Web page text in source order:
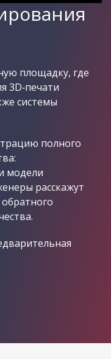
площадку, где
3D‑печати
системы
полного
модели
расскажут